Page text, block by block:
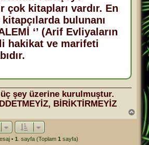
çok kitapları vardır. En
bulunanı
‘’ (Arif Evliyaların
hakikat ve marifeti
şey üzerine kurulmuştur.
BİRİKTİRMEYİZ
a
• 1 . sayfa (Toplam 1 sayfa)